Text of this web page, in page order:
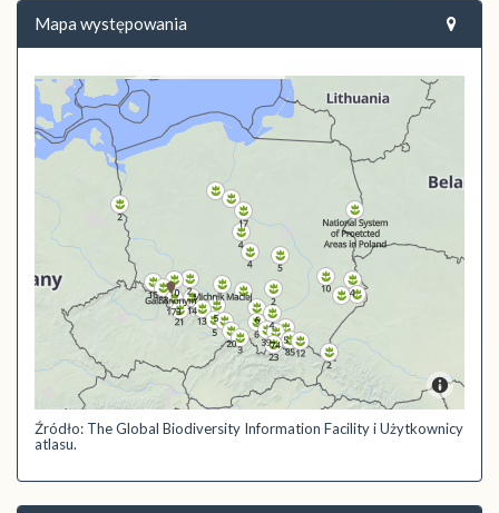
Mapa występowania
Źródło: The Global Biodiversity Information Facility i Użytkownicy
atlasu.